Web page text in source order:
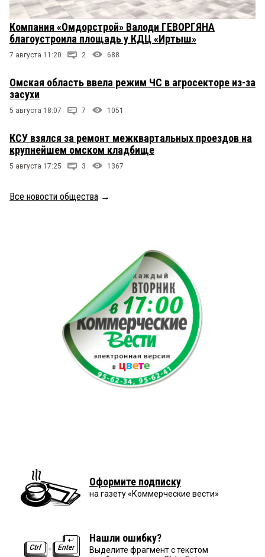
Компания «Омдорстрой» Валоди ГЕВОРГЯНА
благоустроила площадь у КДЦ «Иртыш»
7 августа 11:20 2 688
Омская область ввела режим ЧС в агросекторе из-за
засухи
5 августа 18:07 7 1051
КСУ взялся за ремонт межквартальных проездов на
крупнейшем омском кладбище
5 августа 17:25 3 1367
Все новости общества →
Оформите подписку
на газету «Коммерческие вести»
Нашли ошибку?
Выделите фрагмент с текстом